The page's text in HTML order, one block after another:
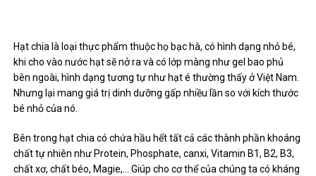
Hạt chia là loại thực phẩm thuộc họ bạc hà, có hình dạng nhỏ bé,
khi cho vào nước hạt sẽ nở ra và có lớp màng như gel bao phủ
bên ngoài, hình dạng tương tự như hạt é thường thấy ở Việt Nam.
Nhưng lại mang giá trị dinh dưỡng gấp nhiều lần so với kích thước
bé nhỏ của nó.
Bên trong hạt chia có chứa hầu hết tất cả các thành phần khoáng
chất tự nhiên như Protein, Phosphate, canxi, Vitamin B1, B2, B3,
chất xơ, chất béo, Magie,… Giúp cho cơ thể của chúng ta có kháng